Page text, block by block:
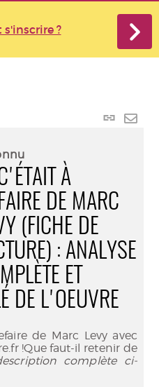
?
Lien
À
DE MARC
(FICHE DE
: ANALYSE
ET
DE L'OEUVRE
de Marc Levy avec
!Que faut-il retenir de
complète ci-